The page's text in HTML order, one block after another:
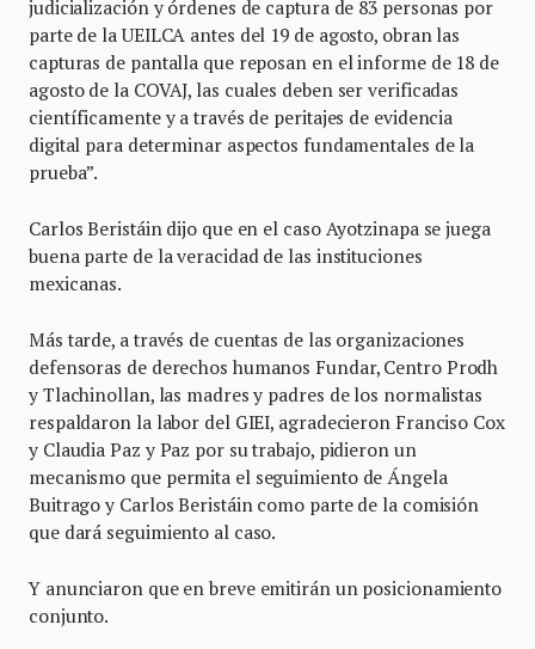
judicialización y órdenes de captura de 83 personas por
parte de la UEILCA antes del 19 de agosto, obran las
capturas de pantalla que reposan en el informe de 18 de
agosto de la COVAJ, las cuales deben ser verificadas
científicamente y a través de peritajes de evidencia
digital para determinar aspectos fundamentales de la
prueba”.
Carlos Beristáin dijo que en el caso Ayotzinapa se juega
buena parte de la veracidad de las instituciones
mexicanas.
Más tarde, a través de cuentas de las organizaciones
defensoras de derechos humanos Fundar, Centro Prodh
y Tlachinollan, las madres y padres de los normalistas
respaldaron la labor del GIEI, agradecieron Franciso Cox
y Claudia Paz y Paz por su trabajo, pidieron un
mecanismo que permita el seguimiento de Ángela
Buitrago y Carlos Beristáin como parte de la comisión
que dará seguimiento al caso.
Y anunciaron que en breve emitirán un posicionamiento
conjunto.